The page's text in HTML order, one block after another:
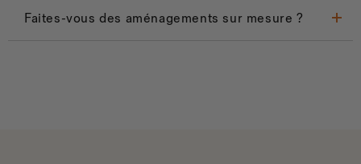
Faites-vous des aménagements sur mesure ?